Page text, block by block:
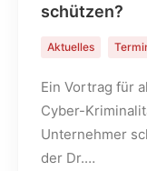
schützen?
Aktuelles
Ein Vortrag für
Cyber-
Unternehmer
der Dr.…